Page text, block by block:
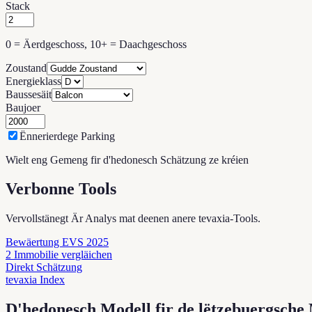
Stack
0 = Äerdgeschoss, 10+ = Daachgeschoss
Zoustand
Energieklass
Baussesäit
Baujoer
Ënnerierdege Parking
Wielt eng Gemeng fir d'hedonesch Schätzung ze kréien
Verbonne Tools
Vervollstänegt Är Analys mat deenen anere tevaxia-Tools.
Bewäertung EVS 2025
2 Immobilie vergläichen
Direkt Schätzung
tevaxia Index